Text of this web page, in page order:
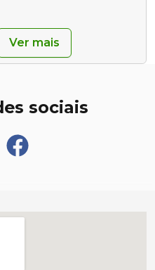
Ver mais
sociais